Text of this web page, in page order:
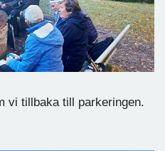
vi tillbaka till parkeringen.